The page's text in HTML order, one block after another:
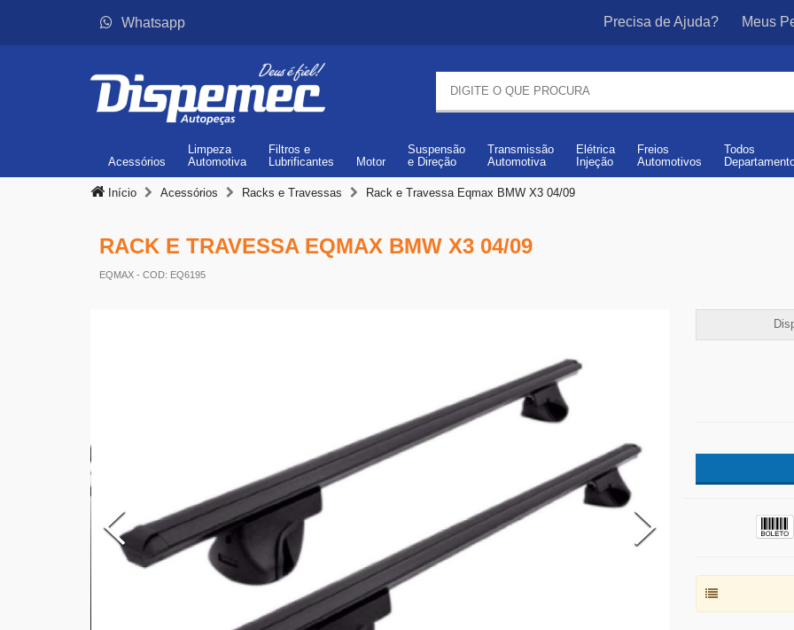
Whatsapp Precisa de Ajuda? Meus
Acessórios
Limpeza
Automotiva
Filtros e
Lubrificantes
Motor
Suspensão
e Direção
Transmissão
Automotiva
Elétrica
Injeção
Freios
Automotivos
Todos
Início Acessórios Racks e Travessas Rack e Travessa Eqmax BMW X3 04/09
RACK E TRAVESSA EQMAX BMW X3 04/09
EQMAX - COD: EQ6195